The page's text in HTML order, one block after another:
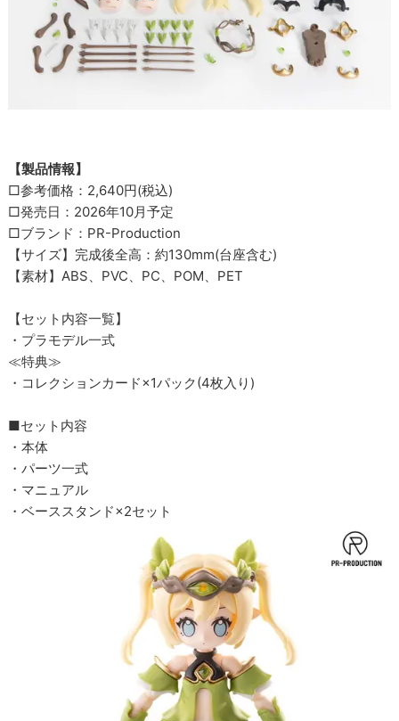
【製品情報】
□参考価格：2,640円(税込)
□発売日：2026年10月予定
□ブランド：PR-Production
【サイズ】完成後全高：約130mm(台座含む)
【素材】ABS、PVC、PC、POM、PET
【セット内容一覧】
・プラモデル一式
≪特典≫
・コレクションカード×1パック(4枚入り)
■セット内容
・本体
・パーツ一式
・マニュアル
・ベーススタンド×2セット